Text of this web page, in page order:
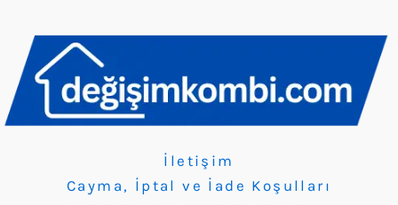
İletişim
Cayma, İptal ve İade Koşulları